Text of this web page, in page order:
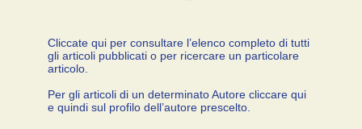
Cliccate qui per consultare l’elenco completo di tutti
gli articoli pubblicati o per ricercare un particolare
articolo.
Per gli articoli di un determinato Autore cliccare qui
e quindi sul profilo dell’autore prescelto.